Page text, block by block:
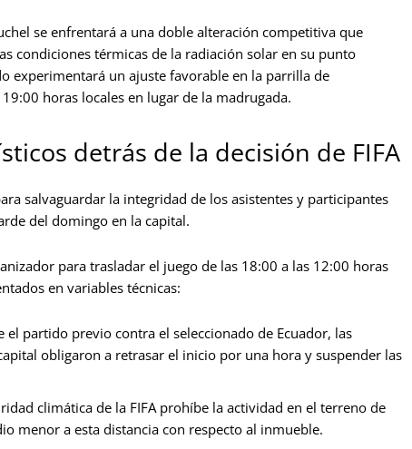
se enfrentará a una doble alteración competitiva que
condiciones térmicas de la radiación solar en su punto
experimentará un ajuste favorable en la parrilla de
horas locales en lugar de la madrugada.
detrás de la decisión de FIFA
salvaguardar la integridad de los asistentes y participantes
del domingo en la capital.
para trasladar el juego de las 18:00 a las 12:00 horas
en variables técnicas:
el partido previo contra el seleccionado de Ecuador, las
obligaron a retrasar el inicio por una hora y suspender las
climática de la FIFA prohíbe la actividad en el terreno de
menor a esta distancia con respecto al inmueble.